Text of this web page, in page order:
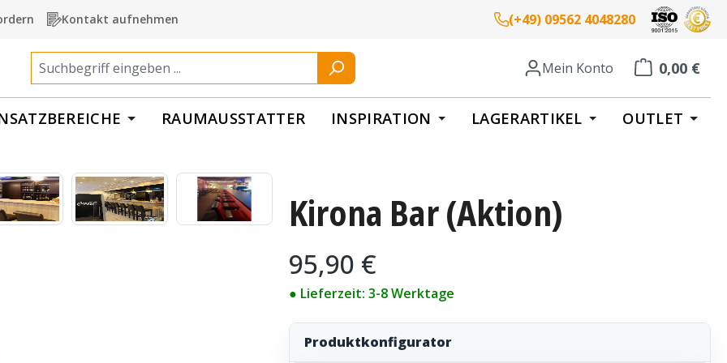
Kontakt aufnehmen (+49) 09562 4048280
Mein Konto 0,00 €
Warenkorb
RAUMAUSSTATTER INSPIRATION LAGERARTIKEL OUTLET
Kirona Bar (Aktion)
Regulärer Preis:
95,90 €
● Lieferzeit: 3-8 Werktage
Produktkonfigurator